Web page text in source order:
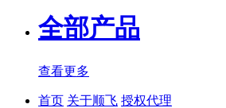
全部产品
查看更多
首页 关于顺飞 授权代理